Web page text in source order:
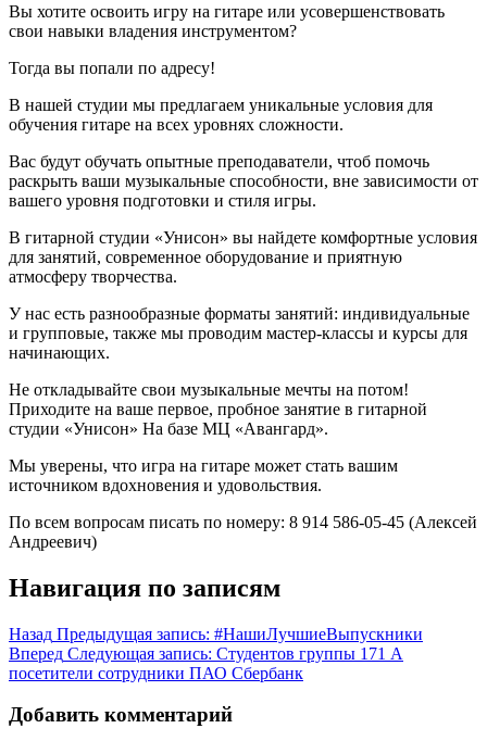
Вы хотите освоить игру на гитаре или усовершенствовать
свои навыки владения инструментом?
Тогда вы попали по адресу!
В нашей студии мы предлагаем уникальные условия для
обучения гитаре на всех уровнях сложности.
Вас будут обучать опытные преподаватели, чтоб помочь
раскрыть ваши музыкальные способности, вне зависимости от
вашего уровня подготовки и стиля игры.
В гитарной студии «Унисон» вы найдете комфортные условия
для занятий, современное оборудование и приятную
атмосферу творчества.
У нас есть разнообразные форматы занятий: индивидуальные
и групповые, также мы проводим мастер-классы и курсы для
начинающих.
Не откладывайте свои музыкальные мечты на потом!
Приходите на ваше первое, пробное занятие в гитарной
студии «Унисон» На базе МЦ «Авангард».
Мы уверены, что игра на гитаре может стать вашим
источником вдохновения и удовольствия.
По всем вопросам писать по номеру: 8 914 586-05-45 (Алексей
Андреевич)
Навигация по записям
Назад Предыдущая запись: #НашиЛучшиеВыпускники
Вперед Следующая запись: Студентов группы 171 А
посетители сотрудники ПАО Сбербанк
Добавить комментарий